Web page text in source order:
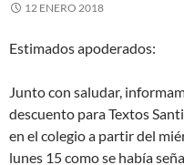
12 ENERO 2018
Estimados apoderados:
Junto con saludar,
descuento para Textos
en el colegio a partir del
lunes 15 como se había